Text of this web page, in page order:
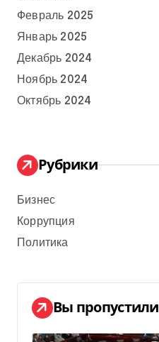
Февраль 2025
Январь 2025
Декабрь 2024
Ноябрь 2024
Октябрь 2024
Рубрики
Бизнес
Коррупция
Политика
Вы пропустили